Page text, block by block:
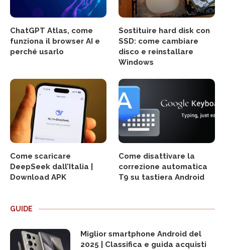
ChatGPT Atlas, come
funziona il browser AI e
perché usarlo
Sostituire hard disk con
SSD: come cambiare
disco e reinstallare
Windows
Come scaricare
DeepSeek dall’Italia |
Download APK
Come disattivare la
correzione automatica
T9 su tastiera Android
GUIDE
Miglior smartphone Android del
2025 | Classifica e guida acquisti